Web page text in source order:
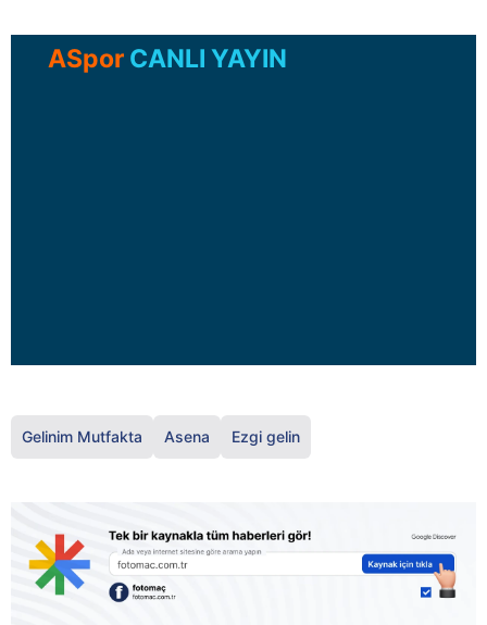
ASpor CANLI YAYIN
Gelinim Mutfakta Asena Ezgi gelin